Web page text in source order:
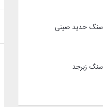
سنگ حدید صینی
سنگ زبرجد